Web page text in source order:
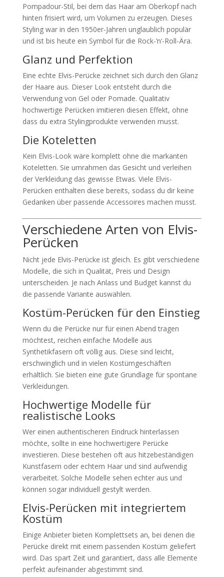
Pompadour-Stil, bei dem das Haar am Oberkopf nach
hinten frisiert wird, um Volumen zu erzeugen. Dieses
Styling war in den 1950er-Jahren unglaublich populär
und ist bis heute ein Symbol für die Rock-’n‘-Roll-Ära.
Glanz und Perfektion
Eine echte Elvis-Perücke zeichnet sich durch den Glanz
der Haare aus. Dieser Look entsteht durch die
Verwendung von Gel oder Pomade. Qualitativ
hochwertige Perücken imitieren diesen Effekt, ohne
dass du extra Stylingprodukte verwenden musst.
Die Koteletten
Kein Elvis-Look wäre komplett ohne die markanten
Koteletten. Sie umrahmen das Gesicht und verleihen
der Verkleidung das gewisse Etwas. Viele Elvis-
Perücken enthalten diese bereits, sodass du dir keine
Gedanken über passende Accessoires machen musst.
Verschiedene Arten von Elvis-
Perücken
Nicht jede Elvis-Perücke ist gleich. Es gibt verschiedene
Modelle, die sich in Qualität, Preis und Design
unterscheiden. Je nach Anlass und Budget kannst du
die passende Variante auswählen.
Kostüm-Perücken für den Einstieg
Wenn du die Perücke nur für einen Abend tragen
möchtest, reichen einfache Modelle aus
Synthetikfasern oft völlig aus. Diese sind leicht,
erschwinglich und in vielen Kostümgeschäften
erhältlich. Sie bieten eine gute Grundlage für spontane
Verkleidungen.
Hochwertige Modelle für
realistische Looks
Wer einen authentischeren Eindruck hinterlassen
möchte, sollte in eine hochwertigere Perücke
investieren. Diese bestehen oft aus hitzebeständigen
Kunstfasern oder echtem Haar und sind aufwendig
verarbeitet. Solche Modelle sehen echter aus und
können sogar individuell gestylt werden.
Elvis-Perücken mit integriertem
Kostüm
Einige Anbieter bieten Komplettsets an, bei denen die
Perücke direkt mit einem passenden Kostüm geliefert
wird. Das spart Zeit und garantiert, dass alle Elemente
perfekt aufeinander abgestimmt sind.